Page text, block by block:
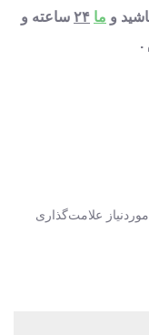
و ما ۲۴ ساعته و
.
علامت‌گذاری